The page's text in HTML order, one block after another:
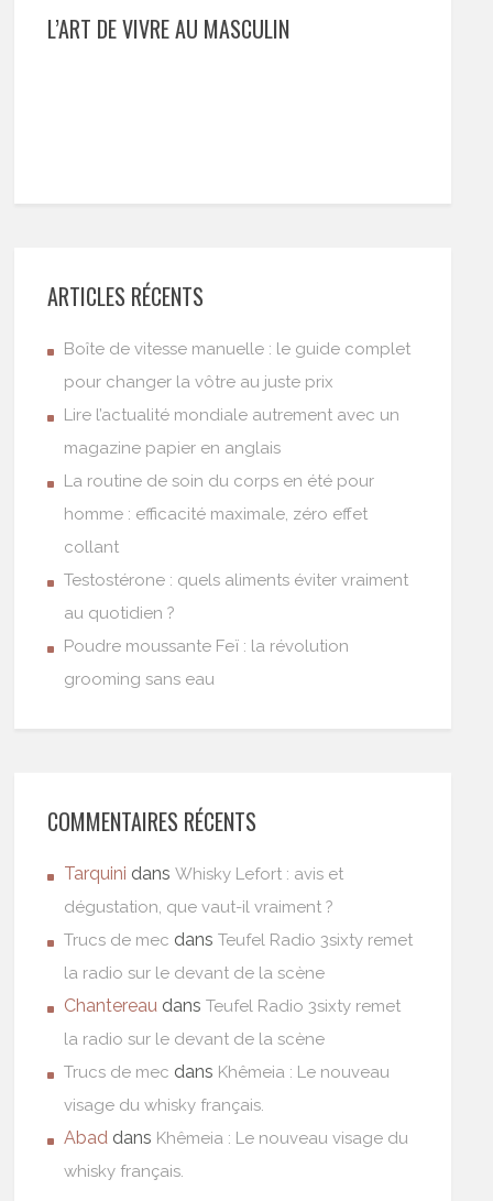
L’ART DE VIVRE AU MASCULIN
ARTICLES RÉCENTS
Boîte de vitesse manuelle : le guide complet
pour changer la vôtre au juste prix
Lire l’actualité mondiale autrement avec un
magazine papier en anglais
La routine de soin du corps en été pour
homme : efficacité maximale, zéro effet
collant
Testostérone : quels aliments éviter vraiment
au quotidien ?
Poudre moussante Feï : la révolution
grooming sans eau
COMMENTAIRES RÉCENTS
Tarquini dansWhisky Lefort : avis et
dégustation, que vaut-il vraiment ?
Trucs de mec dansTeufel Radio 3sixty remet
la radio sur le devant de la scène
Chantereau dansTeufel Radio 3sixty remet
la radio sur le devant de la scène
Trucs de mec dans Khêmeia : Le nouveau
visage du whisky français.
Abad dans Khêmeia : Le nouveau visage du
whisky français.